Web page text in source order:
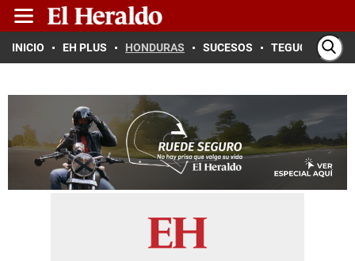
INICIO EH PLUS HONDURAS SUCESOS TEGUCIGALPA